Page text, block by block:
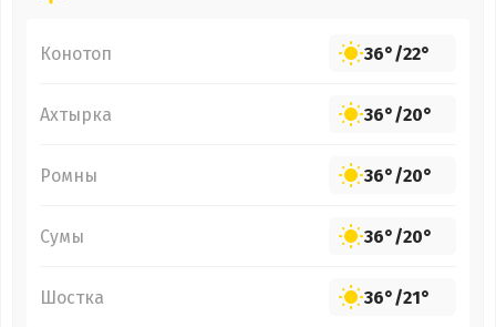
Конотоп 36°/22°
Ахтырка 36°/20°
Ромны 36°/20°
Сумы 36°/20°
Шостка 36°/21°